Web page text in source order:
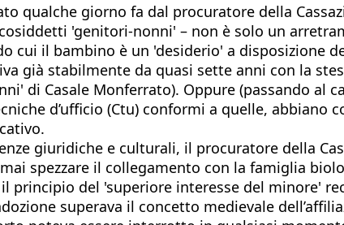
qualche giorno fa dal procuratore della
'genitori-nonni' – non è solo un
cui il bambino è un 'desiderio' a disposizione
già stabilmente da quasi sette anni con la
di Casale Monferrato). Oppure (passando al
d’ufficio (Ctu) conformi a quelle,
giuridiche e culturali, il procuratore della
spezzare il collegamento con la famiglia
principio del 'superiore interesse del minore'
superava il concetto medievale